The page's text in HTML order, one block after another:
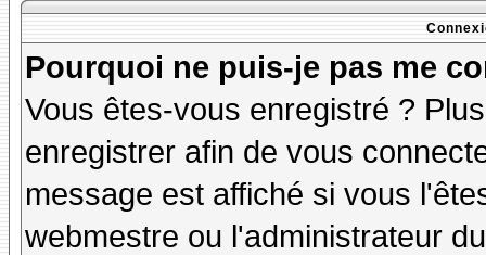
Pourquoi ne puis-je pas me
Vous êtes-vous enregistré ?
enregistrer afin de vous
message est affiché si vous
webmestre ou l'administrateur